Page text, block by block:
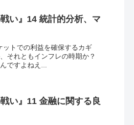
い』14 統計的分析、マ
トでの利益を確保するカギ
それともインフレの時期か？
ですよねえ...
い』11 金融に関する良